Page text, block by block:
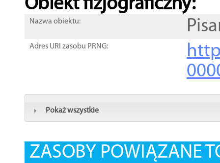
Obiekt fizjograficzny:
Nazwa obiektu:
Adres URI zasobu PRNG:
Pokaż wszystkie
ZASOBY POWIĄZANE